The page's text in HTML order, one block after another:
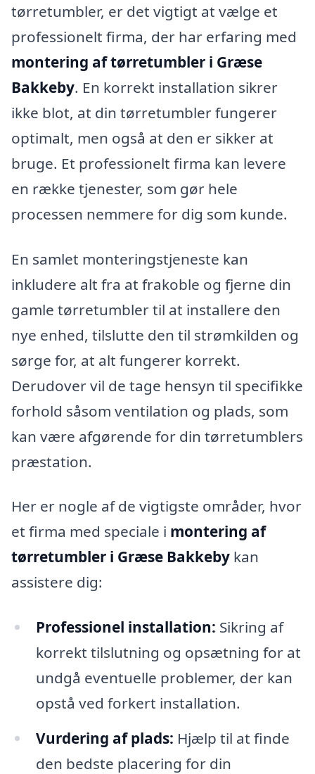
tørretumbler, er det vigtigt at vælge et
professionelt firma, der har erfaring med
montering af tørretumbler i Græse
Bakkeby. En korrekt installation sikrer
ikke blot, at din tørretumbler fungerer
optimalt, men også at den er sikker at
bruge. Et professionelt firma kan levere
en række tjenester, som gør hele
processen nemmere for dig som kunde.
En samlet monteringstjeneste kan
inkludere alt fra at frakoble og fjerne din
gamle tørretumbler til at installere den
nye enhed, tilslutte den til strømkilden og
sørge for, at alt fungerer korrekt.
Derudover vil de tage hensyn til specifikke
forhold såsom ventilation og plads, som
kan være afgørende for din tørretumblers
præstation.
Her er nogle af de vigtigste områder, hvor
et firma med speciale i montering af
tørretumbler i Græse Bakkeby kan
assistere dig:
Professionel installation: Sikring af
korrekt tilslutning og opsætning for at
undgå eventuelle problemer, der kan
opstå ved forkert installation.
Vurdering af plads: Hjælp til at finde
den bedste placering for din